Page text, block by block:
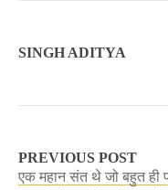
SINGH ADITYA
PREVIOUS POST
एक महान संत थे जो बहुत ही